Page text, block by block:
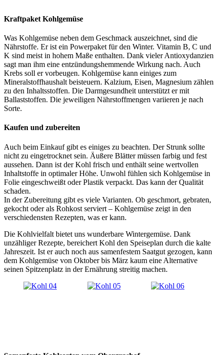
Kraftpaket Kohlgemüse
Was Kohlgemüse neben dem Geschmack auszeichnet, sind die
Nährstoffe. Er ist ein Powerpaket für den Winter. Vitamin B, C und
K sind meist in hohem Maße enthalten. Dank vieler Antioxydanzien
sagt man ihm eine entzündungshemmende Wirkung nach. Auch
Krebs soll er vorbeugen. Kohlgemüse kann einiges zum
Mineralstoffhaushalt beisteuern. Kalzium, Eisen, Magnesium zählen
zu den Inhaltsstoffen. Die Darmgesundheit unterstützt er mit
Ballaststoffen. Die jeweiligen Nährstoffmengen variieren je nach
Sorte.
Kaufen und zubereiten
Auch beim Einkauf gibt es einiges zu beachten. Der Strunk sollte
nicht zu eingetrocknet sein. Äußere Blätter müssen farbig und fest
aussehen. Dann ist der Kohl frisch und enthält seine wertvollen
Inhaltstoffe in optimaler Höhe. Unwohl fühlen sich Kohlgemüse in
Folie eingeschweißt oder Plastik verpackt. Das kann der Qualität
schaden.
In der Zubereitung gibt es viele Varianten. Ob geschmort, gebraten,
gekocht oder als Rohkost serviert – Kohlgemüse zeigt in den
verschiedensten Rezepten, was er kann.
Die Kohlvielfalt bietet uns wunderbare Wintergemüse. Dank
unzähliger Rezepte, bereichert Kohl den Speiseplan durch die kalte
Jahreszeit. Ist er auch noch aus samenfestem Saatgut gezogen, kann
dem Kohlgemüse von Oktober bis März kaum eine Alternative
seinen Spitzenplatz in der Ernährung streitig machen.